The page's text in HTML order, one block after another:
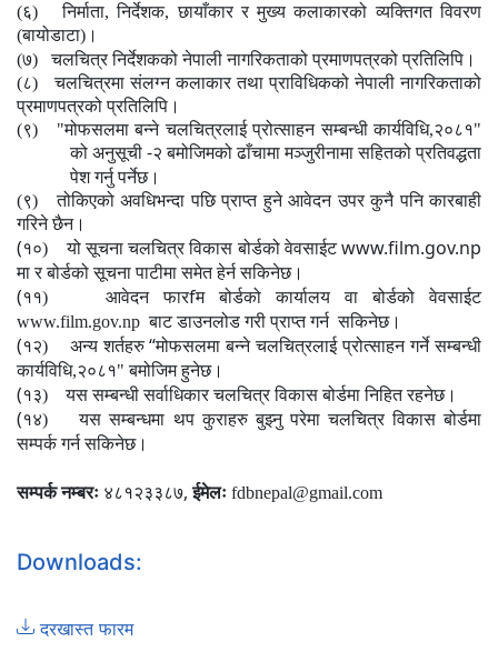
(६)निर्माता, निर्देशक, छायाँकार र मुख्य कलाकारको व्यक्तिगत विवरण
(बायोडाटा)।
(७)
चलचित्र निर्देशकको नेपाली नागरिकताको प्रमाणपत्रको प्रतिलिपि।
(८)
चलचित्रमा संलग्न कलाकार तथा प्राविधिकको नेपाली नागरिकताको
प्रमाणपत्रको प्रतिलिपि।
(९) "मोफसलमा बन्ने चलचित्रलाई प्रोत्साहनसम्बन्धी कार्यविधि,२०८१"
को अनुसूची -२ बमोजिमको ढाँचामा मञ्जुरीनामा सहितको प्रतिवद्धता
पेश गर्नु पर्नेछ।
(९) तोकिएको अवधिभन्दा पछि प्राप्त हुने आवेदन उपर कुनै पनि कारबाही
गरिने छैन।
(१०) यो सूचना चलचित्र विकास बोर्डको वेवसाईटwww.film.gov.np
मा र बोर्डको सूचना पाटीमा समेत हेर्न सकिनेछ।
(११) आवेदन फारfम बोर्डको कार्यालय वा बोर्डको वेवसाईट
www.film.gov.np बाट डाउनलोड गरी प्राप्त गर्न सकिनेछ।
(१२) अन्य शर्तहरु“मोफसलमा बन्ने चलचित्रलाई प्रोत्साहन गर्ने सम्बन्धी
कार्यविधि,२०८१" बमोजिम हुनेछ।
(१३) यस सम्बन्धी सर्वाधिकार चलचित्र विकास बोर्डमा निहित रहनेछ।
(१४)
यस सम्बन्धमा थप कुराहरु बुझ्नु परेमा चलचित्र विकास बोर्डमा
सम्पर्क गर्न सकिनेछ।
सम्पर्क नम्बरः ४८१२३३८७, ईमेलः fdbnepal@gmail.com
Downloads:
दरखास्त फारम